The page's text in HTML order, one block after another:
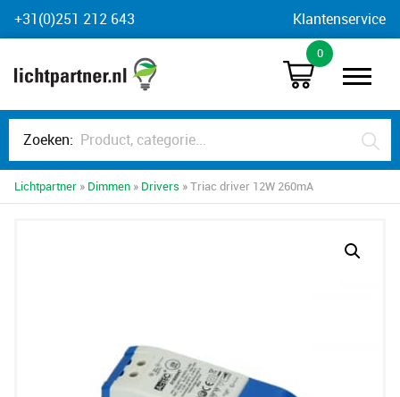
Skip
to
+31(0)251 212 643 Klantenservice
0
Zoeken:
Lichtpartner » Dimmen » Drivers » Triac driver 12W 260mA